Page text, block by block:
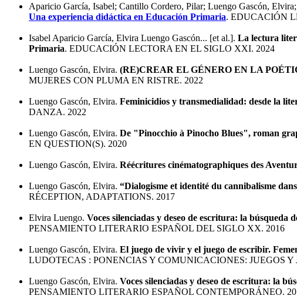
Aparicio García, Isabel; Cantillo Cordero, Pilar; Luengo Gascón,
Una experiencia didáctica en Educación Primaria. EDUCACIÓN
Isabel Aparicio García, Elvira Luengo Gascón... [et al.]. La lectura
Primaria. EDUCACIÓN LECTORA EN EL SIGLO XXI. 2024
Luengo Gascón, Elvira. (RE)CREAR EL GÉNERO EN LA
MUJERES CON PLUMA EN RISTRE. 2022
Luengo Gascón, Elvira. Feminicidios y transmedialidad: desde la
DANZA. 2022
Luengo Gascón, Elvira. De "Pinocchio à Pinocho Blues", roman
EN QUESTION(S). 2020
Luengo Gascón, Elvira. Réécritures cinématographiques des
Luengo Gascón, Elvira. “Dialogisme et identité du cannibalisme
RÉCEPTION, ADAPTATIONS. 2017
Elvira Luengo. Voces silenciadas y deseo de escritura: la
PENSAMIENTO LITERARIO ESPAÑOL DEL SIGLO XX. 2016
Luengo Gascón, Elvira. El juego de vivir y el juego de escribir.
LUDOTECAS : PONENCIAS Y COMUNICACIONES: JUEGOS
Luengo Gascón, Elvira. Voces silenciadas y deseo de escritura: la
PENSAMIENTO LITERARIO ESPAÑOL CONTEMPORÁNEO.